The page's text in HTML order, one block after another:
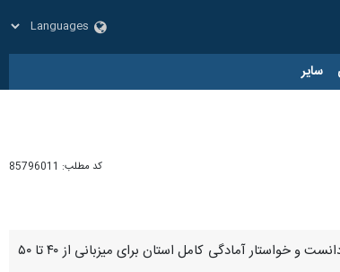
سایر
کد مطلب: 85796011
کرمانشاه - ایرنا - استاندار کرمانشاه با تأکید بر اهمیت فرهنگی و ملی عملیات بازی دراز، این رویداد را سند افتخار دفاع مقدس دانست و خواستار آمادگی کامل استان برای میزبانی از ۴۰ تا ۵۰